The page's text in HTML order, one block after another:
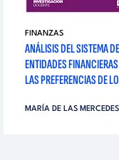
FINANZAS
ANÁLISIS DEL SISTEMA
ENTIDADES
LAS PREFERENCIAS DE
MARÍA DE LAS